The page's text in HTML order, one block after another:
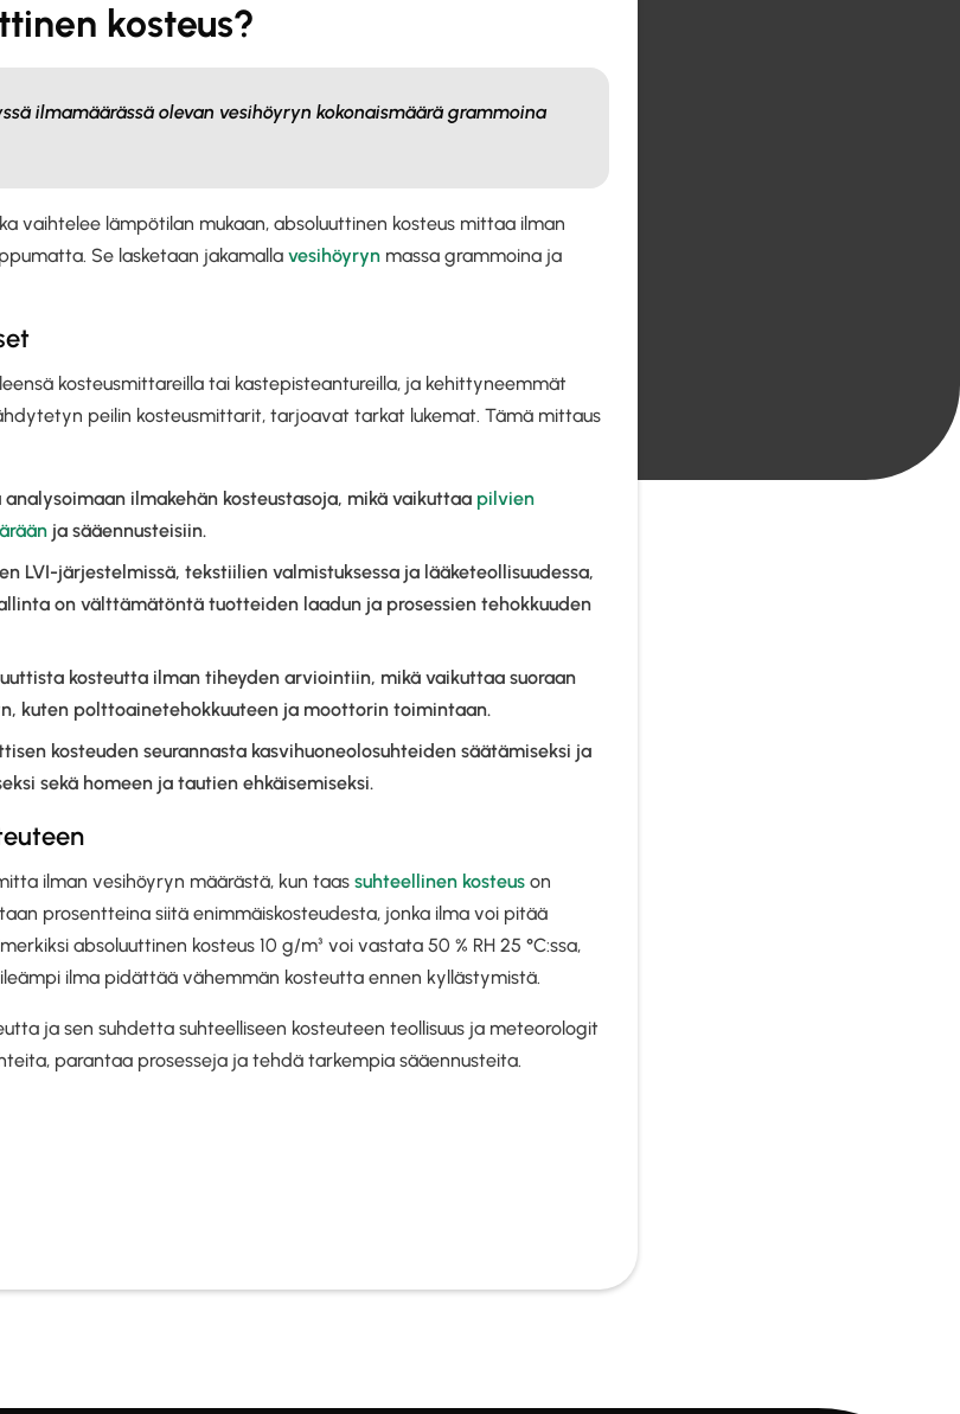
kosteus?
ilmamäärässä olevan vesihöyryn kokonaismäärä grammoina
vaihtelee lämpötilan mukaan, absoluuttinen kosteus mittaa ilman
Se lasketaan jakamalla vesihöyryn massa grammoina ja
kosteusmittareilla tai kastepisteantureilla, ja kehittyneemmät
peilin kosteusmittarit, tarjoavat tarkat lukemat. Tämä mittaus
ilmakehän kosteustasoja, mikä vaikuttaa pilvien
ja sääennusteisiin.
LVI-järjestelmissä, tekstiilien valmistuksessa ja lääketeollisuudessa,
on välttämätöntä tuotteiden laadun ja prosessien tehokkuuden
kosteutta ilman tiheyden arviointiin, mikä vaikuttaa suoraan
kuten polttoainetehokkuuteen ja moottorin toimintaan.
kosteuden seurannasta kasvihuoneolosuhteiden säätämiseksi ja
sekä homeen ja tautien ehkäisemiseksi.
ilman vesihöyryn määrästä, kun taas suhteellinen kosteus on
prosentteina siitä enimmäiskosteudesta, jonka ilma voi pitää
absoluuttinen kosteus 10 g/m³ voi vastata 50 % RH 25 °C:ssa,
ilma pidättää vähemmän kosteutta ennen kyllästymistä.
ja sen suhdetta suhteelliseen kosteuteen teollisuus ja meteorologit
parantaa prosesseja ja tehdä tarkempia sääennusteita.